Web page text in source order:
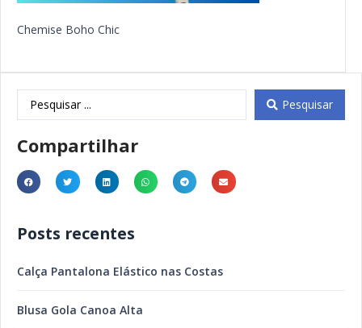
Chemise Boho Chic
Pesquisar
Compartilhar
Posts recentes
Calça Pantalona Elástico nas Costas
Blusa Gola Canoa Alta